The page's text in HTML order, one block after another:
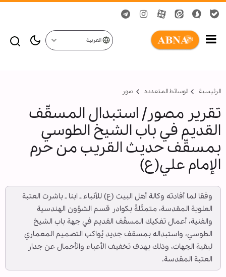
العربية
الرئيسية الوسائط المتعدده صور
تقرير مصور/ استبدال المسقّف
القديم في باب الشيخ الطوسي
بمسقّف حديث القريب من حرم
الإمام علي(ع)
وفقا لما أفادته وكالة أهل البيت (ع) للأنباء ـ ابنا ـ باشرت العتبة
العلوية المقدسة، متمثّلةً بكوادر قسم الشؤون الهندسية
والفنية، أعمال تفكيك المسقّف القديم في جهة باب الشيخ
الطوسي، واستبداله بمسقف جديد يُواكب التصميم المعماري
لبقية الجهات، وذلك بهدف تخفيف الأعباء والأحمال عن جدار
العتبة المقدسة.